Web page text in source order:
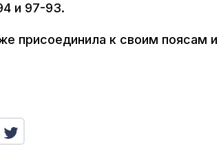
и 97-93.
присоединила к своим поясам и